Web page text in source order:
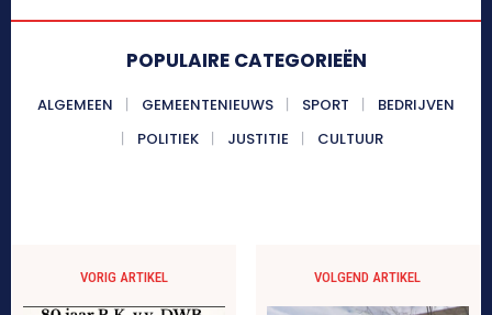
POPULAIRE CATEGORIEËN
ALGEMEEN GEMEENTENIEUWS SPORT
BEDRIJVEN
POLITIEK
JUSTITIE CULTUUR
VORIG ARTIKEL VOLGEND ARTIKEL